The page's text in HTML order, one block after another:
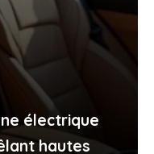
électrique
hautes